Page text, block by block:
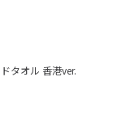
タオル 香港ver.